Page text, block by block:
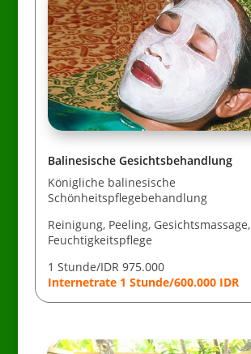
Balinesische Gesichtsbehandlung
Königliche balinesische
Schönheitspflegebehandlung
Reinigung, Peeling, Gesichtsmassage,
Feuchtigkeitspflege
1 Stunde/IDR 975.000
Internetrate 1 Stunde/600.000 IDR